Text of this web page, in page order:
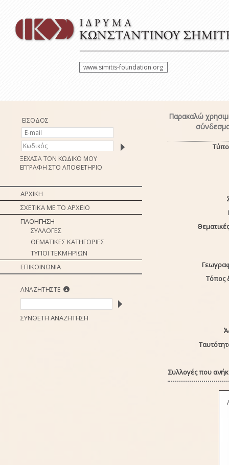
www.simitis-foundation.org
ΕΙΣΟΔΟΣ
ΞΕΧΑΣΑ ΤΟΝ ΚΩΔΙΚΟ ΜΟΥ
ΕΓΓΡΑΦΗ ΣΤΟ ΑΠΟΘΕΤΗΡΙΟ
ΑΡΧΙΚΗ
ΣΧΕΤΙΚΑ ΜΕ ΤΟ ΑΡΧΕΙΟ
ΠΛΟΗΓΗΣΗ
ΣΥΛΛΟΓΕΣ
ΘΕΜΑΤΙΚΕΣ ΚΑΤΗΓΟΡΙΕΣ
ΤΥΠΟΙ ΤΕΚΜΗΡΙΩΝ
ΕΠΙΚΟΙΝΩΝΙΑ
ΑΝΑΖΗΤΗΣΤΕ
ΣΥΝΘΕΤΗ ΑΝΑΖΗΤΗΣΗ
Παρακαλώ
Τόπος
Συλλογές που